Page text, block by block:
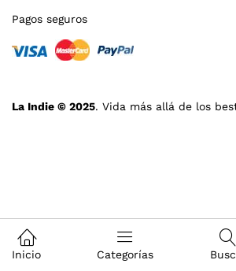
La Indie © 2025. Vida más allá de los
Pagos seguros
Inicio Categorías